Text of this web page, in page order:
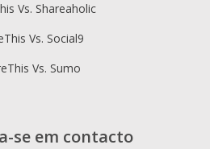
Vs. Shareaholic
Vs. Social9
Vs. Sumo
se em contacto